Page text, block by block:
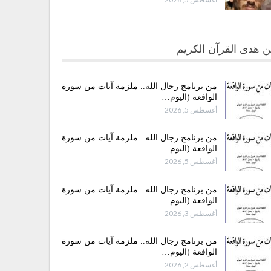
هدى القرآن الكريم
من برنامج رجال الله.. ملزمة آيات من سورة
الواقعة (اليوم…
أغسطس 5, 2026
من برنامج رجال الله.. ملزمة آيات من سورة
الواقعة (اليوم…
أغسطس 5, 2026
من برنامج رجال الله.. ملزمة آيات من سورة
الواقعة (اليوم…
أغسطس 3, 2026
من برنامج رجال الله.. ملزمة آيات من سورة
الواقعة (اليوم…
أغسطس 2, 2026